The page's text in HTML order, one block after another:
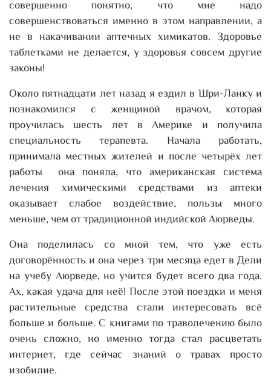
совершенно понятно, что мне надо
совершенствоваться именно в этом направлении, а
не в накачивании аптечных химикатов. Здоровье
таблетками не делается, у здоровья совсем другие
законы!
Около пятнадцати лет назад я ездил в Шри-Ланку и
познакомился с женщиной врачом, которая
проучилась шесть лет в Америке и получила
специальность терапевта. Начала работать,
принимала местных жителей и после четырёх лет
работы она поняла, что американская система
лечения химическими средствами из аптеки
оказывает слабое воздействие, пользы много
меньше, чем от традиционной индийской Аюрведы.
Она поделилась со мной тем, что уже есть
договорённость и она через три месяца едет в Дели
на учебу Аюрведе, но учится будет всего два года.
Ах, какая удача для неё! После этой поездки и меня
растительные средства стали интересовать всё
больше и больше. С книгами по траволечению было
очень сложно, но именно тогда стал расцветать
интернет, где сейчас знаний о травах просто
изобилие.